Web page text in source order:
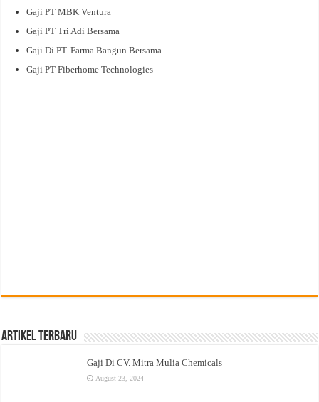
Gaji PT MBK Ventura
Gaji PT Tri Adi Bersama
Gaji Di PT. Farma Bangun Bersama
Gaji PT Fiberhome Technologies
Artikel Terbaru
Gaji Di CV. Mitra Mulia Chemicals
August 23, 2024